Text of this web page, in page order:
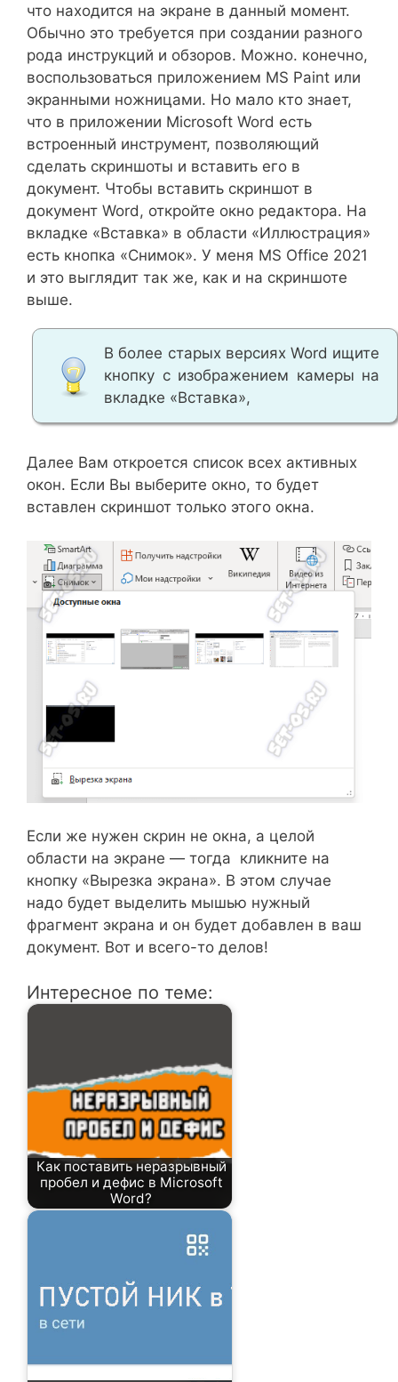
что находится на экране в данный момент.
Обычно это требуется при создании разного
рода инструкций и обзоров. Можно. конечно,
воспользоваться приложением MS Paint или
экранными ножницами. Но мало кто знает,
что в приложении Microsoft Word есть
встроенный инструмент, позволяющий
сделать скриншоты и вставить его в
документ. Чтобы вставить скриншот в
документ Word, откройте окно редактора. На
вкладке «Вставка» в области «Иллюстрация»
есть кнопка «Снимок». У меня MS Office 2021
и это выглядит так же, как и на скриншоте
выше.
В более старых версиях Word ищите
кнопку с изображением камеры на
вкладке «Вставка»,
Далее Вам откроется список всех активных
окон. Если Вы выберите окно, то будет
вставлен скриншот только этого окна.
Если же нужен скрин не окна, а целой
области на экране — тогда кликните на
кнопку «Вырезка экрана». В этом случае
надо будет выделить мышью нужный
фрагмент экрана и он будет добавлен в ваш
документ. Вот и всего-то делов!
Интересное по теме:
Как поставить неразрывный
пробел и дефис в Microsoft
Word?